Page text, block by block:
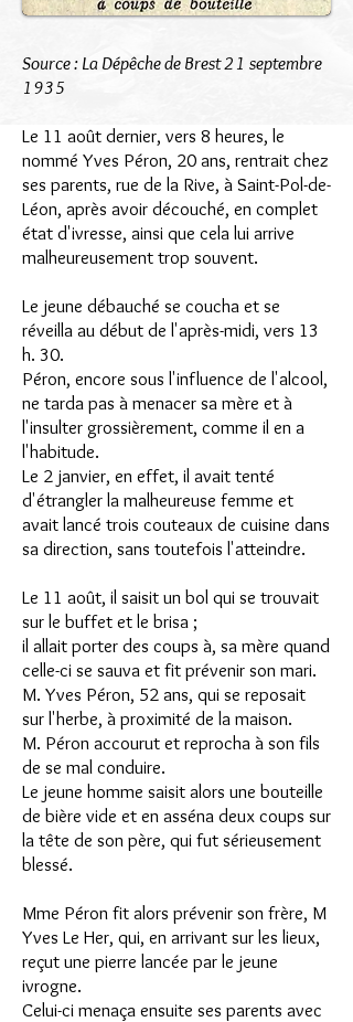
Source : La Dépêche de Brest 21 septembre
1935
Le 11 août dernier, vers 8 heures, le
nommé Yves Péron, 20 ans, rentrait chez
ses parents, rue de la Rive, à Saint-Pol-de-
Léon, après avoir découché, en complet
état d'ivresse, ainsi que cela lui arrive
malheureusement trop souvent.
Le jeune débauché se coucha et se
réveilla au début de l'après-midi, vers 13
h. 30.
Péron, encore sous l'influence de l'alcool,
ne tarda pas à menacer sa mère et à
l'insulter grossièrement, comme il en a
l'habitude.
Le 2 janvier, en effet, il avait tenté
d'étrangler la malheureuse femme et
avait lancé trois couteaux de cuisine dans
sa direction, sans toutefois l'atteindre.
Le 11 août, il saisit un bol qui se trouvait
sur le buffet et le brisa ;
il allait porter des coups à, sa mère quand
celle-ci se sauva et fit prévenir son mari.
M. Yves Péron, 52 ans, qui se reposait
sur l'herbe, à proximité de la maison.
M. Péron accourut et reprocha à son fils
de se mal conduire.
Le jeune homme saisit alors une bouteille
de bière vide et en asséna deux coups sur
la tête de son père, qui fut sérieusement
blessé.
Mme Péron fit alors prévenir son frère, M
Yves Le Her, qui, en arrivant sur les lieux,
reçut une pierre lancée par le jeune
ivrogne.
Celui-ci menaça ensuite ses parents avec